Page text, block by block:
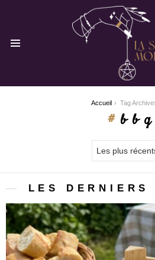
Accueil Tag
bbq
LES DERNIERS